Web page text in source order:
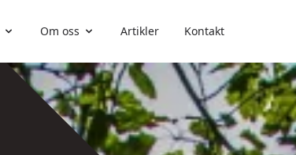
Om oss Artikler Kontakt